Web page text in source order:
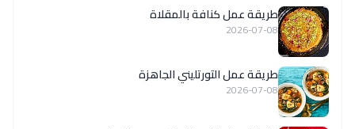
طريقة عمل كنافة بالمقلاة
2026-07-08
طريقة عمل التورتليني الجاهزة
2026-07-08